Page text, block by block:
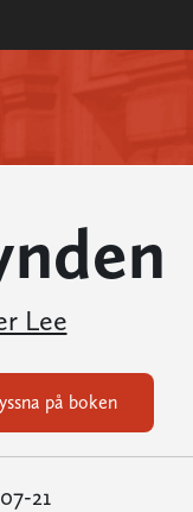
Lee
på boken
21